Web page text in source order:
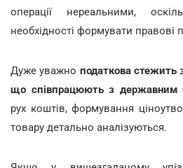
операції нереальними,
необхідності формувати правові
Дуже уважно податкова стежить
що співпрацюють з
рух коштів, формування
товару детально аналізуються.